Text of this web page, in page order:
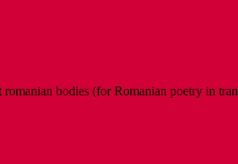
bodies (for Romanian poetry in